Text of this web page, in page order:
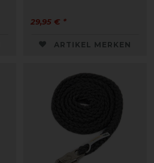
29,95 € *
ARTIKEL MERKEN